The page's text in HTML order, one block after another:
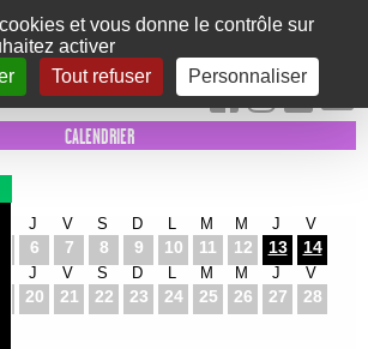
cookies
et vous donne le contrôle sur
activer
Tout refuser Personnaliser
THÉÂTRE KIDS EXPOS EVENTS
CALENDRIER
J
6
V
7
S
8
D
9 10
M
11
M
12
J
13
V
14
J
20
V
21
S
22
D
23 24
M
25
M
26
J
27
V
28